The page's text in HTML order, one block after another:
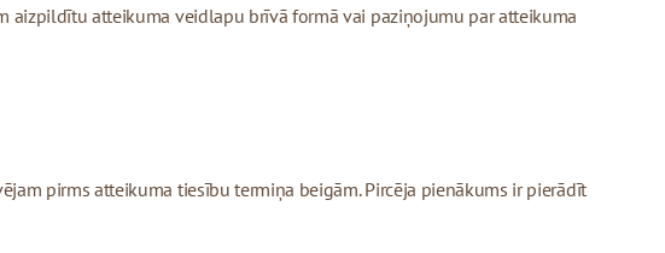
aizpildītu atteikuma veidlapu brīvā formā vai paziņojumu par atteikuma
pirms atteikuma tiesību termiņa beigām. Pircēja pienākums ir pierādīt